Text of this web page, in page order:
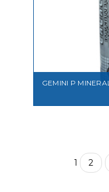
GEMINI P MINERAL
1 2